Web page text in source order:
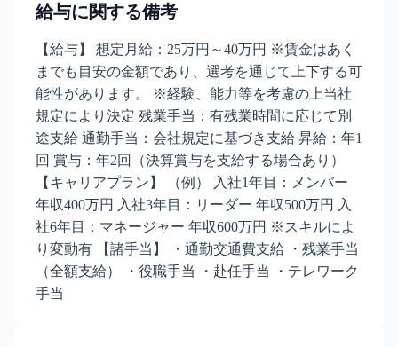
給与に関する備考
【給与】 想定月給：25万円～40万円 ※賃金はあく
までも目安の金額であり、選考を通じて上下する可
能性があります。 ※経験、能力等を考慮の上当社
規定により決定 残業手当：有残業時間に応じて別
途支給 通勤手当：会社規定に基づき支給 昇給：年1
回 賞与：年2回（決算賞与を支給する場合あり）
【キャリアプラン】 （例） 入社1年目：メンバー
年収400万円 入社3年目：リーダー 年収500万円 入
社6年目：マネージャー 年収600万円 ※スキルによ
り変動有 【諸手当】 ・通勤交通費支給 ・残業手当
（全額支給） ・役職手当 ・赴任手当 ・テレワーク
手当